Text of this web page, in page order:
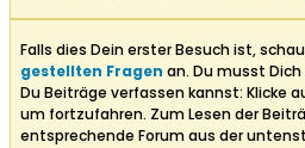
Falls dies Dein erster Besuch ist,
gestellten Fragen an. Du musst
Du Beiträge verfassen kannst: Klicke
um fortzufahren. Zum Lesen der
entsprechende Forum aus der